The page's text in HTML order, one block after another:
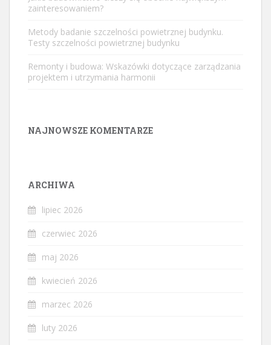
zainteresowaniem?
Metody badanie szczelności powietrznej budynku.
Testy szczelności powietrznej budynku
Remonty i budowa: Wskazówki dotyczące zarządzania
projektem i utrzymania harmonii
NAJNOWSZE KOMENTARZE
ARCHIWA
lipiec 2026
czerwiec 2026
maj 2026
kwiecień 2026
marzec 2026
luty 2026